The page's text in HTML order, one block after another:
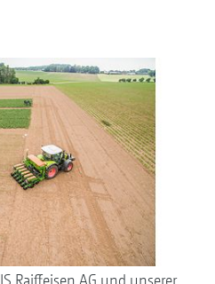
Raiffeisen AG und unserer